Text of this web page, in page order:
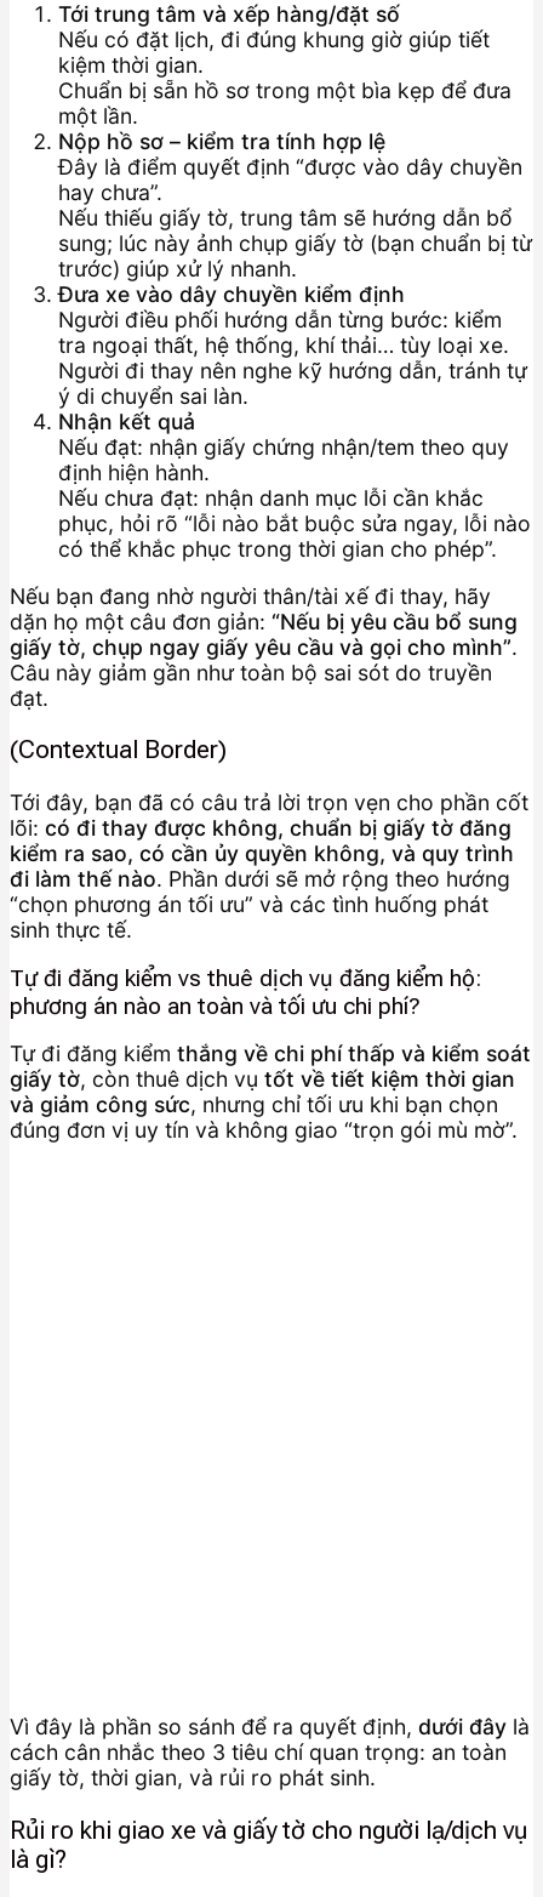
Tới trung tâm và xếp hàng/đặt số
Nếu có đặt lịch, đi đúng khung giờ giúp tiết
kiệm thời gian.
Chuẩn bị sẵn hồ sơ trong một bìa kẹp để đưa
một lần.
Nộp hồ sơ – kiểm tra tính hợp lệ
Đây là điểm quyết định “được vào dây chuyền
hay chưa”.
Nếu thiếu giấy tờ, trung tâm sẽ hướng dẫn bổ
sung; lúc này ảnh chụp giấy tờ (bạn chuẩn bị từ
trước) giúp xử lý nhanh.
Đưa xe vào dây chuyền kiểm định
Người điều phối hướng dẫn từng bước: kiểm
tra ngoại thất, hệ thống, khí thải… tùy loại xe.
Người đi thay nên nghe kỹ hướng dẫn, tránh tự
ý di chuyển sai làn.
Nhận kết quả
Nếu đạt: nhận giấy chứng nhận/tem theo quy
định hiện hành.
Nếu chưa đạt: nhận danh mục lỗi cần khắc
phục, hỏi rõ “lỗi nào bắt buộc sửa ngay, lỗi nào
có thể khắc phục trong thời gian cho phép”.
Nếu bạn đang nhờ người thân/tài xế đi thay, hãy
dặn họ một câu đơn giản: “Nếu bị yêu cầu bổ sung
giấy tờ, chụp ngay giấy yêu cầu và gọi cho mình”.
Câu này giảm gần như toàn bộ sai sót do truyền
đạt.
(Contextual Border)
Tới đây, bạn đã có câu trả lời trọn vẹn cho phần cốt
lõi: có đi thay được không, chuẩn bị giấy tờ đăng
kiểm ra sao, có cần ủy quyền không, và quy trình
đi làm thế nào. Phần dưới sẽ mở rộng theo hướng
“chọn phương án tối ưu” và các tình huống phát
sinh thực tế.
Tự đi đăng kiểm vs thuê dịch vụ đăng kiểm hộ:
phương án nào an toàn và tối ưu chi phí?
Tự đi đăng kiểm thắng về chi phí thấp và kiểm soát
giấy tờ, còn thuê dịch vụ tốt về tiết kiệm thời gian
và giảm công sức, nhưng chỉ tối ưu khi bạn chọn
đúng đơn vị uy tín và không giao “trọn gói mù mờ”.
Vì đây là phần so sánh để ra quyết định, dưới đây là
cách cân nhắc theo 3 tiêu chí quan trọng: an toàn
giấy tờ, thời gian, và rủi ro phát sinh.
Rủi ro khi giao xe và giấy tờ cho người lạ/dịch vụ
là gì?